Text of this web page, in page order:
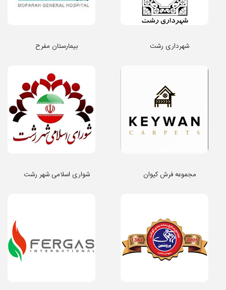
بیمارستان مفرح شهرداری رشت
شواری اسلامی شهر رشت مجموعه فرش کیوان